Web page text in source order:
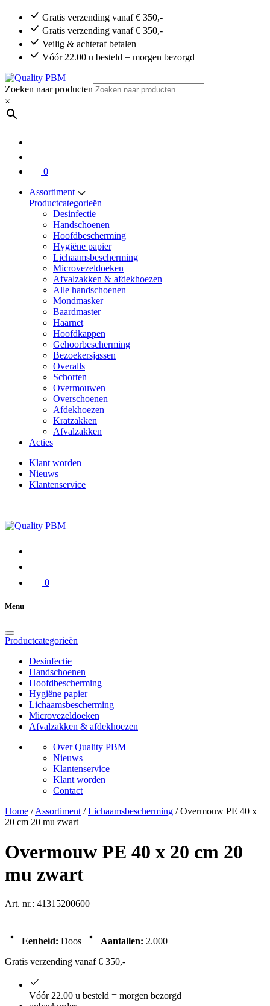
Gratis verzending vanaf € 350,-
Gratis verzending vanaf € 350,-
Veilig & achteraf betalen
Vóór 22.00 u besteld = morgen bezorgd
Zoeken naar producten
×
0
Assortiment
Productcategorieën
Desinfectie
Handschoenen
Hoofdbescherming
Hygiëne papier
Lichaamsbescherming
Microvezeldoeken
Afvalzakken & afdekhoezen
Alle handschoenen
Mondmasker
Baardmaster
Haarnet
Hoofdkappen
Gehoorbescherming
Bezoekersjassen
Overalls
Schorten
Overmouwen
Overschoenen
Afdekhoezen
Kratzakken
Afvalzakken
Acties
Klant worden
Nieuws
Klantenservice
0
Menu
Productcategorieën
Desinfectie
Handschoenen
Hoofdbescherming
Hygiëne papier
Lichaamsbescherming
Microvezeldoeken
Afvalzakken & afdekhoezen
Over Quality PBM
Nieuws
Klantenservice
Klant worden
Contact
Home / Assortiment / Lichaamsbescherming / Overmouw PE 40 x
20 cm 20 mu zwart
Overmouw PE 40 x 20 cm 20
mu zwart
Art. nr.: 41315200600
Eenheid: Doos Aantallen: 2.000
Gratis verzending vanaf € 350,-
Vóór 22.00 u besteld = morgen bezorgd